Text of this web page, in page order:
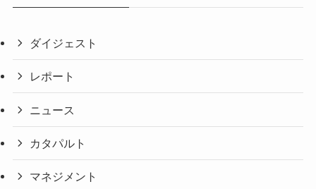
ダイジェスト
レポート
ニュース
カタパルト
マネジメント